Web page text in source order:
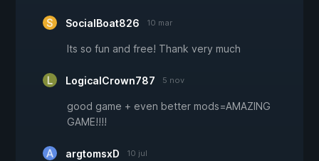
SocialBoat826 10 mar
Its so fun and free! Thank very much
LogicalCrown787 5 nov
good game + even better mods=AMAZING
GAME!!!!
argtomsxD 10 jul